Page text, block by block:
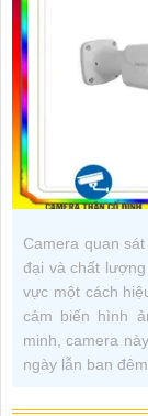
Camera quan
đại và chất
vực một cách
cảm biến hình
minh, camera
ngày lẫn ban đêm.